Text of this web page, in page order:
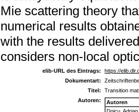
Mie scattering theory
numerical results
with the results
considers non-local
elib-URL des Eintrags:
https://
Dokumentart:
Titel:
Transition
Autoren:
Autoren